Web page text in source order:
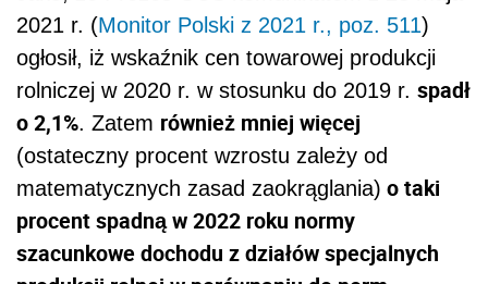
2021 r. (Monitor Polski z 2021 r., poz. 511)
ogłosił, iż wskaźnik cen towarowej produkcji
rolniczej w 2020 r. w stosunku do 2019 r. spadł
o 2,1%. Zatem również mniej więcej
(ostateczny procent wzrostu zależy od
matematycznych zasad zaokrąglania) o taki
procent spadną w 2022 roku normy
szacunkowe dochodu z działów specjalnych